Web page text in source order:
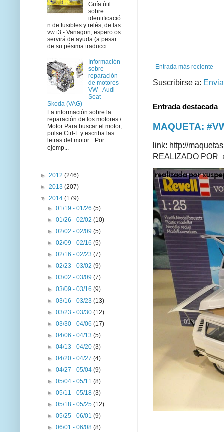
Entrada más reciente
Suscribirse a:
Entrada destacada
MAQUETA:
link: http://
REALIZADO POR
Guía útil
sobre
identificació
n de fusibles y relés, de las
vw t3 - Vanagon, espero os
servirá de ayuda (a pesar
de su pésima traducci...
Información
sobre
reparación
de motores -
VW - Audi -
Seat -
Skoda (VAG)
La información sobre la
reparación de los motores /
Motor Para buscar el motor,
pulse Ctrl-F y escriba las
letras del motor. Por
ejemp...
► 2012 (246)
► 2013 (207)
▼ 2014 (179)
►01/19 - 01/26(5)
►01/26 - 02/02(10)
►02/02 - 02/09(5)
►02/09 - 02/16(5)
►02/16 - 02/23(7)
►02/23 - 03/02(9)
►03/02 - 03/09(7)
►03/09 - 03/16(9)
►03/16 - 03/23(13)
►03/23 - 03/30(12)
►03/30 - 04/06(17)
►04/06 - 04/13(5)
►04/13 - 04/20(3)
►04/20 - 04/27(4)
►04/27 - 05/04(9)
►05/04 - 05/11(8)
►05/11 - 05/18(3)
►05/18 - 05/25(12)
►05/25 - 06/01(9)
►06/01 - 06/08(8)